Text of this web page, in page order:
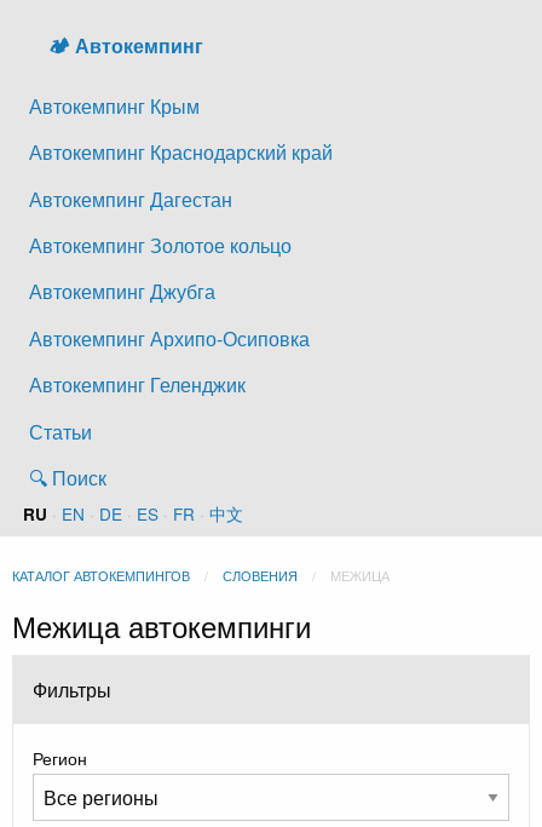
🏕️ Автокемпинг
Автокемпинг Крым
Автокемпинг Краснодарский край
Автокемпинг Дагестан
Автокемпинг Золотое кольцо
Автокемпинг Джубга
Автокемпинг Архипо-Осиповка
Автокемпинг Геленджик
Статьи
🔍 Поиск
RU · EN · DE · ES · FR · 中文
КАТАЛОГ АВТОКЕМПИНГОВ СЛОВЕНИЯ МЕЖИЦА
Межица автокемпинги
Фильтры
Регион